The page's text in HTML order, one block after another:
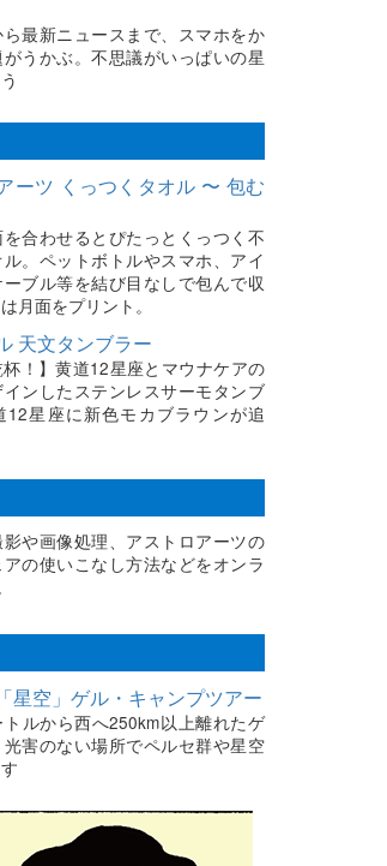
最新ニュースまで、スマホをか
うかぶ。不思議がいっぱいの星
ーツ くっつくタオル 〜 包む
合わせるとぴたっとくっつく不
。ペットボトルやスマホ、アイ
ブル等を結び目なしで包んで収
月面をプリント。
天文タンブラー
杯！】黄道12星座とマウナケアの
ンしたステンレスサーモタンブ
12星座に新色モカブラウンが追
や画像処理、アストロアーツの
の使いこなし方法などをオンラ
星空」ゲル・キャンプツアー
ルから西へ250km以上離れたゲ
光害のない場所でペルセ群や星空